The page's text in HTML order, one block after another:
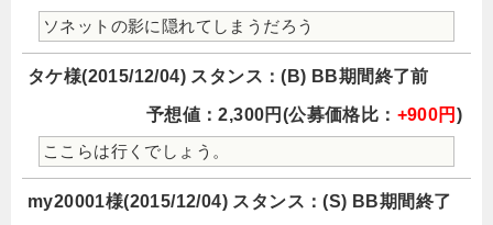
ソネットの影に隠れてしまうだろう
タケ様(2015/12/04) スタンス：(B) BB期間終了前
予想値：2,300円(公募価格比： +900円 )
ここらは行くでしょう。
my20001様(2015/12/04) スタンス：(S) BB期間終了